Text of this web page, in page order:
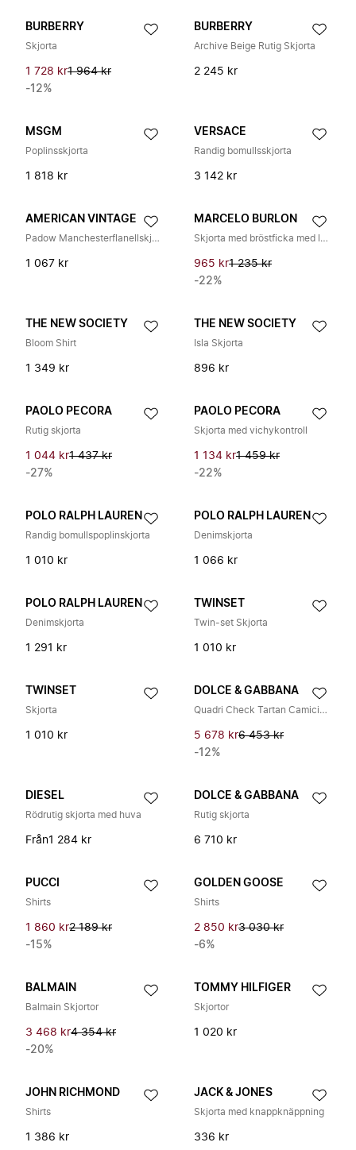
BURBERRY
Skjorta
1 728 kr1 964 kr
-12%
BURBERRY
Archive Beige Rutig Skjorta
2 245 kr
MSGM
Poplinsskjorta
1 818 kr
VERSACE
Randig bomullsskjorta
3 142 kr
AMERICAN VINTAGE
Padow Manchesterflanellskjorta
1 067 kr
MARCELO BURLON
Skjorta med bröstficka med långa ärmar
965 kr1 235 kr
-22%
THE NEW SOCIETY
Bloom Shirt
1 349 kr
THE NEW SOCIETY
Isla Skjorta
896 kr
PAOLO PECORA
Rutig skjorta
1 044 kr1 437 kr
-27%
PAOLO PECORA
Skjorta med vichykontroll
1 134 kr1 459 kr
-22%
POLO RALPH LAUREN
Randig bomullspoplinskjorta
1 010 kr
POLO RALPH LAUREN
Denimskjorta
1 066 kr
POLO RALPH LAUREN
Denimskjorta
1 291 kr
TWINSET
Twin-set Skjorta
1 010 kr
TWINSET
Skjorta
1 010 kr
DOLCE & GABBANA
Quadri Check Tartan Camicia Manic. Lunga
5 678 kr6 453 kr
-12%
DIESEL
Rödrutig skjorta med huva
Från1 284 kr
DOLCE & GABBANA
Rutig skjorta
6 710 kr
PUCCI
Shirts
1 860 kr2 189 kr
-15%
GOLDEN GOOSE
Shirts
2 850 kr3 030 kr
-6%
BALMAIN
Balmain Skjortor
3 468 kr4 354 kr
-20%
TOMMY HILFIGER
Skjortor
1 020 kr
JOHN RICHMOND
Shirts
1 386 kr
JACK & JONES
Skjorta med knappknäppning
336 kr